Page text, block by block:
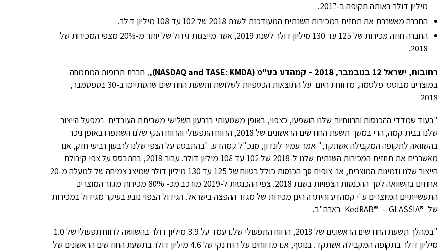
מיליון דולר באותה תקופה ב-2017.
החברה מאשררת את תחזית המכירות השנתית המעודכנת לשנת 2018 של 102 עד 108 מיליון דולר.
החברה חוזה מכירות של 125 עד 130 מיליון דולר לשנת 2019, אשר מייצגות גידול של יותר מ-20% מצפי המכירות של
2018.
רחובות, ישראל 12 בנובמבר, 2018 – קמהדע בע"מ ( NASDAQ and TASE: KMDA
),, חברת תרופות המתמחה
במוצרים מבוססי פלסמה, מדווחת היום על התוצאות הכספיות לשלושת ותשעת החודשים שהסתיימו ב-30 בספטמבר,
2018.
"בעוד שמדדי ההכנסות והרווחיות שלנו הושפעו, כצפוי, באופן משמעותי ברבעון השלישי משביתת העובדים במפעל הייצור
שלנו בבית קמה, הרי במשך תשעת החודשים הראשונים של 2018, הרווח התפעולי והרווח הנקי שלנו השתפרו באופן ניכר
בהשוואה לתקופה המקבילה אשתקד," אמר עמיר לונדון, מנכ"ל קמהדע. "בהתבסס על הצפי שלנו לרבעון רביעי חזק, אנו
מאשררים את תחזית המכירות השנתית שלנו ל-2018 של 102 עד 108 מיליון דולר. עבור 2019, בהתבסס על צפי קיבולת
הייצור שלנו וזמינות המוצרים, אנו צופים סך הכנסות כולל בטווח של 125 עד 130 מיליון דולר שמיצג צמיחה של למעלה מ-20
אחוזים בהשוואה לסך ההכנסות הצפויות בשנת 2018. צפי ההכנסות ל-2019 מורכב מכ- 80% מכירות מגזר המוצרים
התעשייתיים המיוצרים ע"י קמהדע והיתרה הינן מכירות של מגזר ההפצה בישראל. הגידול הצפוי נובע בעיקר מגידול במכירות
של GLASSIA®ו- KedRAB® בארה"ב.
"במהלך תשעת החודשים הראשונים של 2018, הרווח התפעולי שלנו עמד על 3.9 מיליון דולר בהשוואה לרווח תפעולי של 1.0
מיליון דולר בתקופה המקבילה אשתקד. בנוסף, אנו מדווחים על רווח נקי של 4.6 מיליון דולר בתשעת החודשים הראשונים של